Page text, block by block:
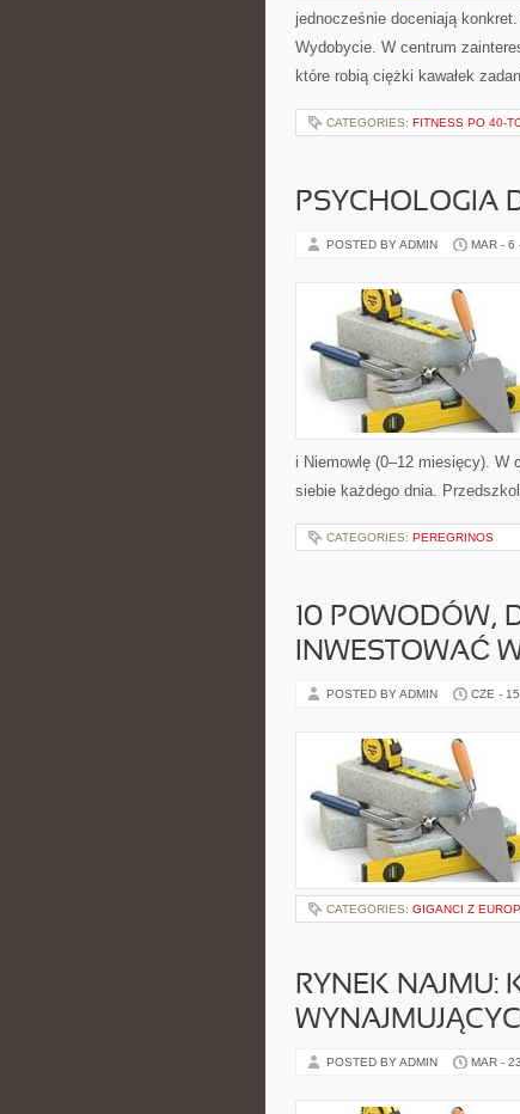
jednocześnie doceniają
Wydobycie. W centrum
które robią ciężki kawałek
CATEGORIES: FITNESS PO 40-
PSYCHOLOGIA
POSTED BY ADMIN MAR - 6
i Niemowlę (0–12 miesięcy).
siebie każdego dnia.
CATEGORIES: PEREGRINOS
10 POWODÓW,
INWESTOWAĆ
POSTED BY ADMIN CZE -
CATEGORIES: GIGANCI Z
RYNEK NAJMU:
POSTED BY ADMIN MAR -